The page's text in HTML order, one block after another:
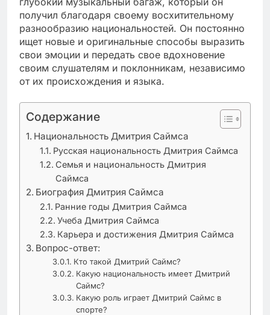
получил благодаря своему восхитительному
разнообразию национальностей. Он постоянно
ищет новые и оригинальные способы выразить
свои эмоции и передать свое вдохновение
своим слушателям и поклонникам, независимо
от их происхождения и языка.
Содержание
Национальность Дмитрия Саймса
Русская национальность Дмитрия Саймса
Семья и национальность Дмитрия
Саймса
Биография Дмитрия Саймса
Ранние годы Дмитрия Саймса
Учеба Дмитрия Саймса
Карьера и достижения Дмитрия Саймса
Вопрос-ответ:
Кто такой Дмитрий Саймс?
Какую национальность имеет Дмитрий
Саймс?
Какую роль играет Дмитрий Саймс в
спорте?